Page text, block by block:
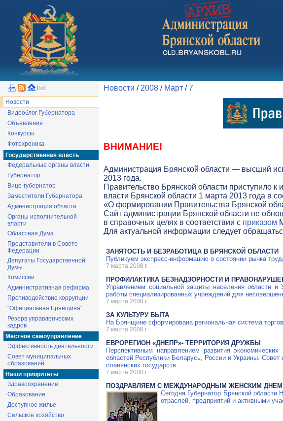
Новости
Видеоблог Губернатора
Объявления
Конкурсы
Фотохроника
Государственная власть
Федеральные органы власти
Губернатор
Вице-губернатор
Заместители Губернатора
Администрация области
Органы исполнительной
власти
Областная Дума
Представители в Совете
Федерации
Депутаты Государственной
Думы
Комиссии
Административная реформа
Противодействие коррупции
"Официальная Брянщина"
Резерв управленческих
кадров
Местное самоуправление
Эффективность деятельности
Совет муниципальных
образований
Наши приоритеты
Здравоохранение
Образование
Доступное жилье
Сельское хозяйство
Новости / 2008 / Март /7
ВНИМАНИЕ!
Администрация Брянской области — высший
2013 года.
Правительство Брянской области приступило
власти Брянской области 1 марта 2013 года в
«О формировании Правительства Брянской
Cайт администрации Брянской области не
в справочных целях в соответствии с приказом
Для актуальной информации следует
ЗАНЯТОСТЬ И БЕЗРАБОТИЦА В БРЯНСКОЙ ОБЛАСТИ
Публикуем экспресс-информацию о состоянии рынка
7 марта 2008 г.
ПРОФИЛАКТИКА БЕЗНАДЗОРНОСТИ И
Управлением социальной защиты населения области
работы специализированных учреждений для
7 марта 2008 г.
ЗА КУЛЬТУРУ БЫТА
На Брянщине сформирована региональная система
7 марта 2008 г.
ЕВРОРЕГИОН «ДНЕПР»- ТЕРРИТОРИЯ ДРУЖБЫ
Перспективным направлением развития
областей Республики Беларусь, России и Украины.
славянских государств.
7 марта 2008 г.
ПОЗДРАВЛЯЕМ С МЕЖДУНАРОДНЫМ ЖЕНСКИМ ДНЕМ
Сегодня Губернатор Брянской
отраслей, предприятий и активными